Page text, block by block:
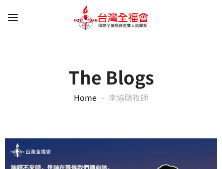
The Blogs
Home 李協聰牧師